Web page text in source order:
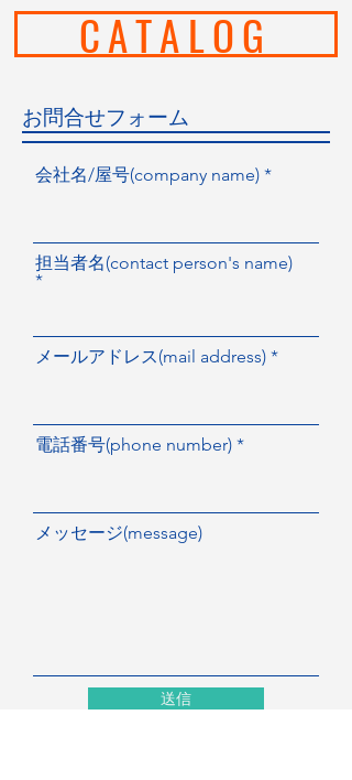
CATALOG
​お問合せフォーム
会社名/屋号(company name)
担当者名(contact person's name)
メールアドレス(mail address)
電話番号(phone number)
メッセージ(message)
送信